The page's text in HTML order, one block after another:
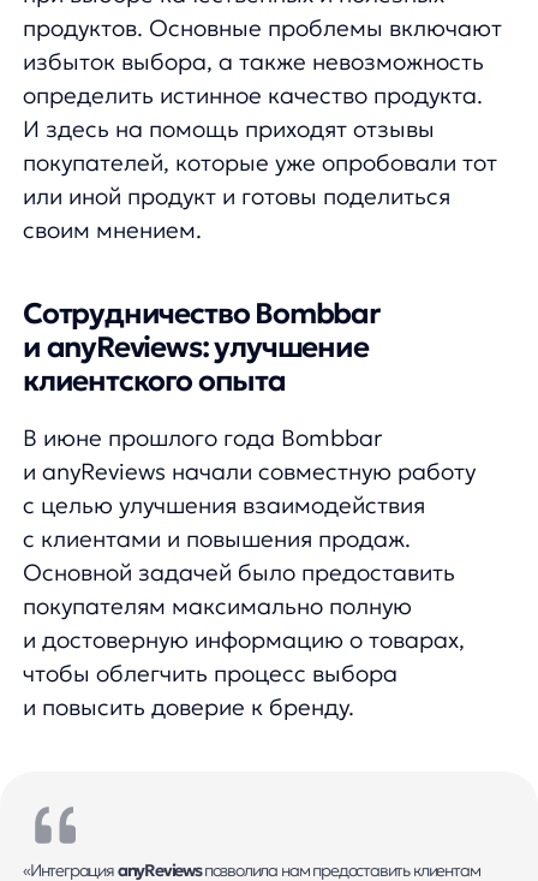
клиентского опыта
В июне прошлого года Bombbar
и anyReviews начали совместную работу
с целью улучшения взаимодействия
с клиентами и повышения продаж.
Основной задачей было предоставить
покупателям максимально полную
и повысить доверие к бренду.
«ИнтеграцияanyReviewsпозволила нам предоставить клиентам
возможность быстрее узнавать мнение других покупателей о наших
продуктах, что значительно упростило процесс выбора и повысило их
удовлетворенность.»
Решение: суммаризация отзывов
для облегчения выбора
Bombbar использует модуль суммаризации
и представлять их в сжатом
и информативном виде на страницах
товаров. Это помогает покупателям быстро